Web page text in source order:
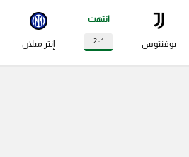
يوفنتوس
انتهت
1 : 2 إنتر ميلان